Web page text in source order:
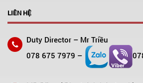
LIÊN HỆ
Duty Director – Mr Triều
078 675 7979 –